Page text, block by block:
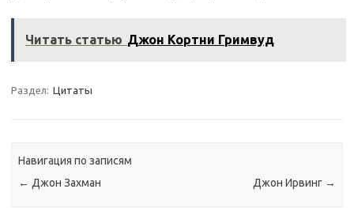
Читать статью Джон Кортни Гримвуд
Раздел: Цитаты
Навигация по записям
← Джон Захман Джон Ирвинг →